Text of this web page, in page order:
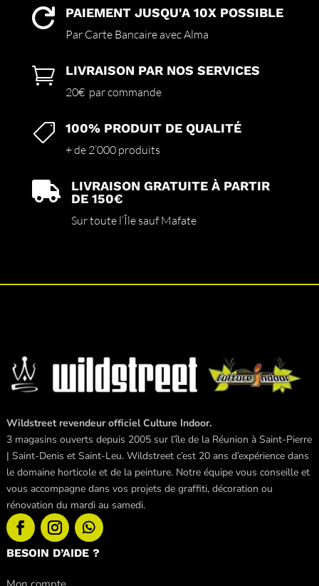
 PAIEMENT JUSQU'A 10X POSSIBLE
Par Carte Bancaire avec Alma
 LIVRAISON PAR NOS SERVICES
20€ par commande
 100% PRODUIT DE QUALITÉ
+ de 2’000 produits

LIVRAISON GRATUITE À PARTIR
DE 150€
Sur toute l’Île sauf Mafate
Wildstreet revendeur officiel Culture Indoor.
3 magasins ouverts depuis 2005 sur l’île de la Réunion à Saint-Pierre
| Saint-Denis et Saint-Leu. Wildstreet c’est 20 ans d’expérience dans
le domaine horticole et de la peinture. Notre équipe vous conseille et
vous accompagne dans vos projets de graffiti, décoration ou
rénovation du mardi au samedi.
BESOIN D’AIDE ?